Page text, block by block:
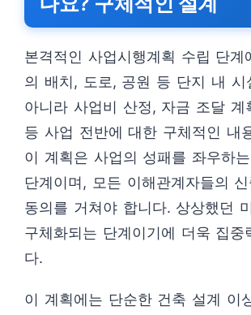
본격적인 사업시행계획 수립 단계
의 배치, 도로, 공원 등 단지 내 시
아니라 사업비 산정, 자금 조달 계
등 사업 전반에 대한 구체적인 내
이 계획은 사업의 성패를 좌우하
단계이며, 모든 이해관계자들의
동의를 거쳐야 합니다. 상상했던
구체화되는 단계이기에 더욱 집중
다.
이 계획에는 단순한 건축 설계 이